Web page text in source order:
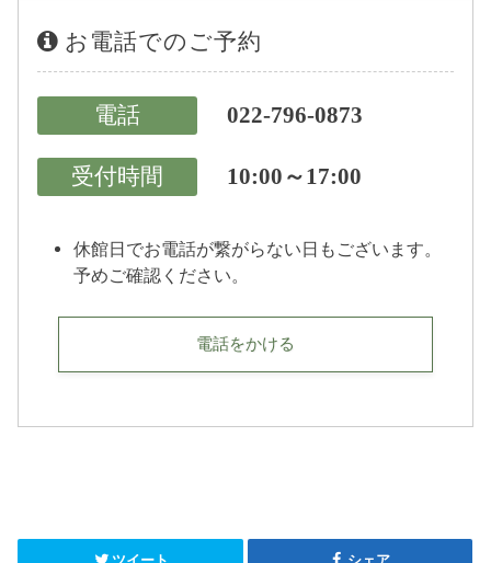
お電話でのご予約
電話 022-796-0873
受付時間 10:00～17:00
休館日でお電話が繋がらない日もございます。
予めご確認ください。
電話をかける